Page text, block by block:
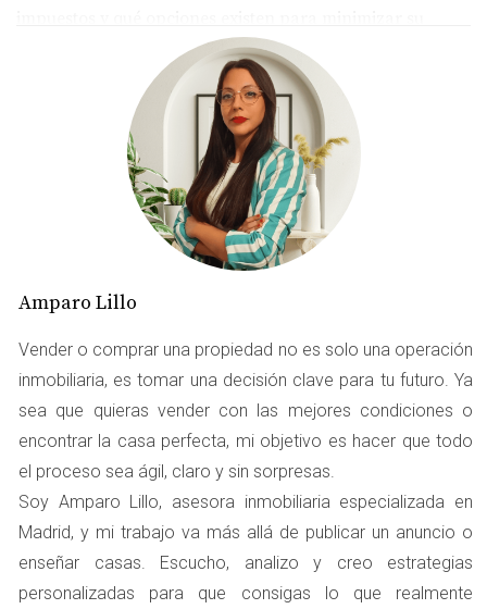
impacto. A lo largo de este artículo, te ofreceremos
información clara y ejemplos prácticos para ayudarte a
tomar decisiones informadas.
IMPUESTOS AL VENDER UNA
VIVIENDA HEREDADA
Cuando decides vender una vivienda heredada, hay dos
impuestos principales que debes considerar: el Impuesto
Naturaleza Urbana (Plusvalía) y el Impuesto sobre la
Renta de las Personas Físicas (IRPF). Ambos pueden
variar en función del valor del inmueble y del tiempo que
haya pasado desde la herencia hasta la venta.
Impuesto sobre el Incremento de Valor de los
Terrenos de Naturaleza Urbana (Plusvalía)
Este impuesto se calcula sobre el incremento del valor
del terreno desde que fue adquirido hasta su venta. En
Amparo Lillo
Vender o comprar una propiedad no es solo una operación
inmobiliaria, es tomar una decisión clave para tu futuro. Ya
sea que quieras vender con las mejores condiciones o
encontrar la casa perfecta, mi objetivo es hacer que todo
el proceso sea ágil, claro y sin sorpresas.
Soy Amparo Lillo, asesora inmobiliaria especializada en
Madrid, y mi trabajo va más allá de publicar un anuncio o
enseñar casas. Escucho, analizo y creo estrategias
personalizadas para que consigas lo que realmente